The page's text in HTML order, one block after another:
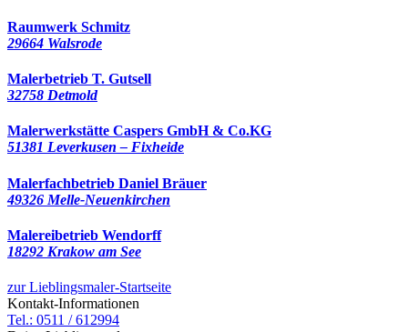
Raumwerk Schmitz
29664 Walsrode
Malerbetrieb T. Gutsell
32758 Detmold
Malerwerkstätte Caspers GmbH & Co.KG
51381 Leverkusen – Fixheide
Malerfachbetrieb Daniel Bräuer
49326 Melle-Neuenkirchen
Malereibetrieb Wendorff
18292 Krakow am See
zur Lieblingsmaler-Startseite
Kontakt-Informationen
Tel.: 0511 / 612994